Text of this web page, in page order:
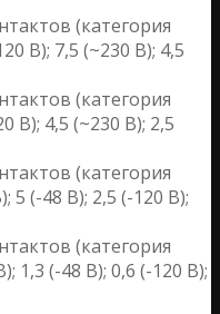
(категория
B); 7,5 (~230 B); 4,5
(категория
B); 4,5 (~230 B); 2,5
(категория
5 (-48 B); 2,5 (-120 B);
(категория
1,3 (-48 B); 0,6 (-120 B);